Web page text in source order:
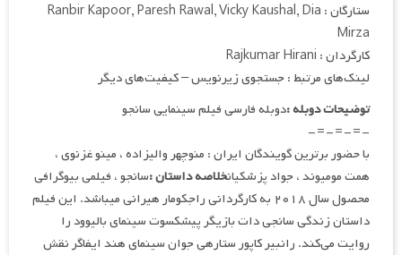
ستارگان : Ranbir Kapoor, Paresh Rawal, Vicky Kaushal, Dia
Mirza
کارگردان : Rajkumar Hirani
لینک‌های مرتبط : جستجوی زیرنویس – کیفیت‌های دیگر
توضیحات دوبله :دوبله فارسی فیلم سینمایی سانجو
-=-=-=-
با حضور برترین گویندگان ایران : منوچهر والی‎زاده ، مینو غزنوی ،
همت مومیوند ، جواد پزشکیانخلاصه داستان :سانجو ، فیلمی بیوگرافی
محصول سال ۲۰۱۸ به کارگردانی راجکومار هیرانی می‎باشد. این فیلم
داستان زندگی سانجی دات بازیگر پیشکسوت سینمای بالیوود را
روایت می‌کند. رانبیر کاپور ستاره‎ی جوان سینمای هند ایفاگر نقش